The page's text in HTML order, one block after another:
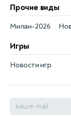
Прочие виды
Милан-2026
Игры
Новости игр